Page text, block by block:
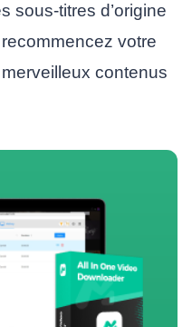
sous-titres d’origine
votre
contenus